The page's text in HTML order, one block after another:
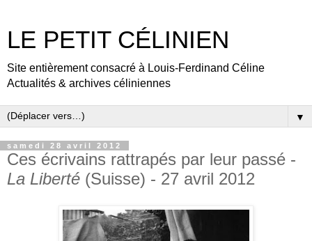
LE PETIT CÉLINIEN
Site entièrement consacré à Louis-Ferdinand Céline
Actualités & archives céliniennes
▼
samedi 28 avril 2012
Ces écrivains rattrapés par leur passé -
La Liberté (Suisse) - 27 avril 2012